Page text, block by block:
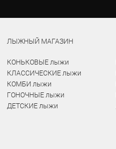
ЛЫЖНЫЙ МАГАЗИН
КОНЬКОВЫЕ лыжи
КЛАССИЧЕСКИЕ лыжи
КОМБИ лыжи
ГОНОЧНЫЕ лыжи
ДЕТСКИЕ лыжи